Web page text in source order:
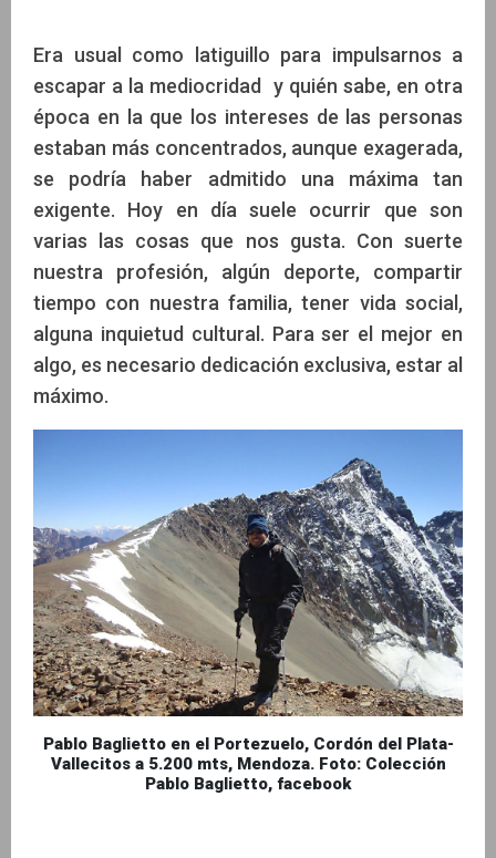
Era usual como latiguillo para impulsarnos a
escapar a la mediocridad y quién sabe, en otra
época en la que los intereses de las personas
estaban más concentrados, aunque exagerada,
se podría haber admitido una máxima tan
exigente. Hoy en día suele ocurrir que son
varias las cosas que nos gusta. Con suerte
nuestra profesión, algún deporte, compartir
tiempo con nuestra familia, tener vida social,
alguna inquietud cultural. Para ser el mejor en
algo, es necesario dedicación exclusiva, estar al
máximo.
Pablo Baglietto en el Portezuelo, Cordón del Plata-
Vallecitos a 5.200 mts, Mendoza. Foto: Colección
Pablo Baglietto, facebook